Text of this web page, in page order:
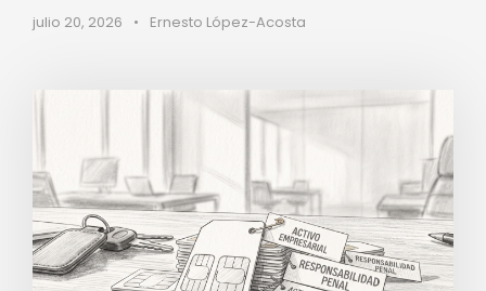
julio 20, 2026 • Ernesto López-Acosta